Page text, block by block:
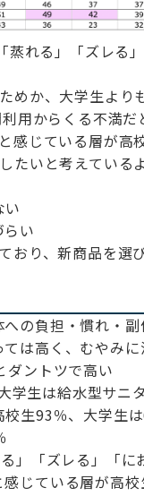
れる」「ズレる
めか、大学生よ
用からくる不満だ
感じている層が
いと考えている
い
い
り、新商品を選
の負担・慣れ・
は高く、むやみ
ダントツで高い
学生は給水型サニ
生93％、大学生
」「ズレる」「に
じている層が高